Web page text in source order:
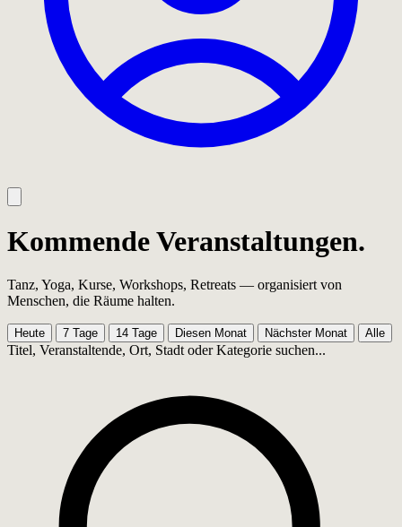
Kommende Veranstaltungen.
Tanz, Yoga, Kurse, Workshops, Retreats — organisiert von
Menschen, die Räume halten.
Heute 7 Tage 14 Tage Diesen Monat Nächster Monat Alle
Titel, Veranstaltende, Ort, Stadt oder Kategorie suchen...